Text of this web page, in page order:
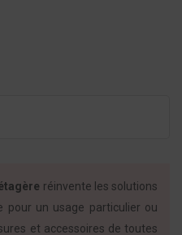
réinvente les solutions
pour un usage particulier ou
et accessoires de toutes